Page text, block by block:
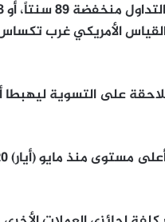
على التسوية ليهبطا